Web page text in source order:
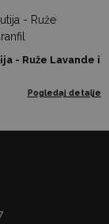
- Ruže Lavande i
Pogledaj detalje